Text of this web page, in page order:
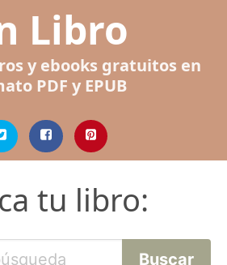
Libro
y ebooks gratuitos en
PDF y EPUB
tu libro: